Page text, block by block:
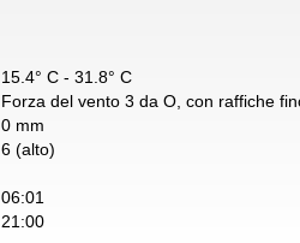
15.4° C - 31.8° C
Forza del vento 3 da O, con raffiche
0 mm
6 (alto)
06:01
21:00